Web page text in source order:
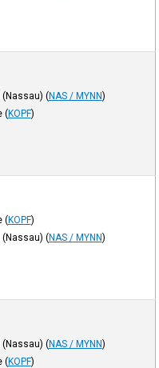
(Nassau) (NAS / MYNN)
(KOPF)
(KOPF)
(Nassau) (NAS / MYNN)
(Nassau) (NAS / MYNN)
(KOPF)